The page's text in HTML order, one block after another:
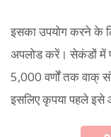
इसका उपयोग करने के
अपलोड करें। सेकंडों में
5,000 वर्णों तक वाक्
इसलिए कृपया पहले इसे